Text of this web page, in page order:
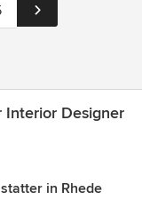
Designer
in Rhede